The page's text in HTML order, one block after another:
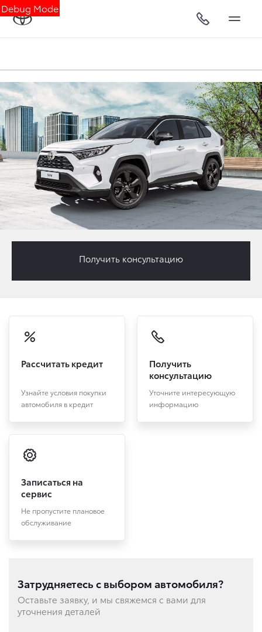
Debug Mode
Рассчитать кредит
Узнайте условия покупки
автомобиля в кредит
Получить
консультацию
Уточните интересующую
информацию
Записаться на
сервис
Не пропустите плановое
обслуживание
Затрудняетесь с выбором автомобиля?
Оставьте заявку, и мы свяжемся с вами для
уточнения деталей